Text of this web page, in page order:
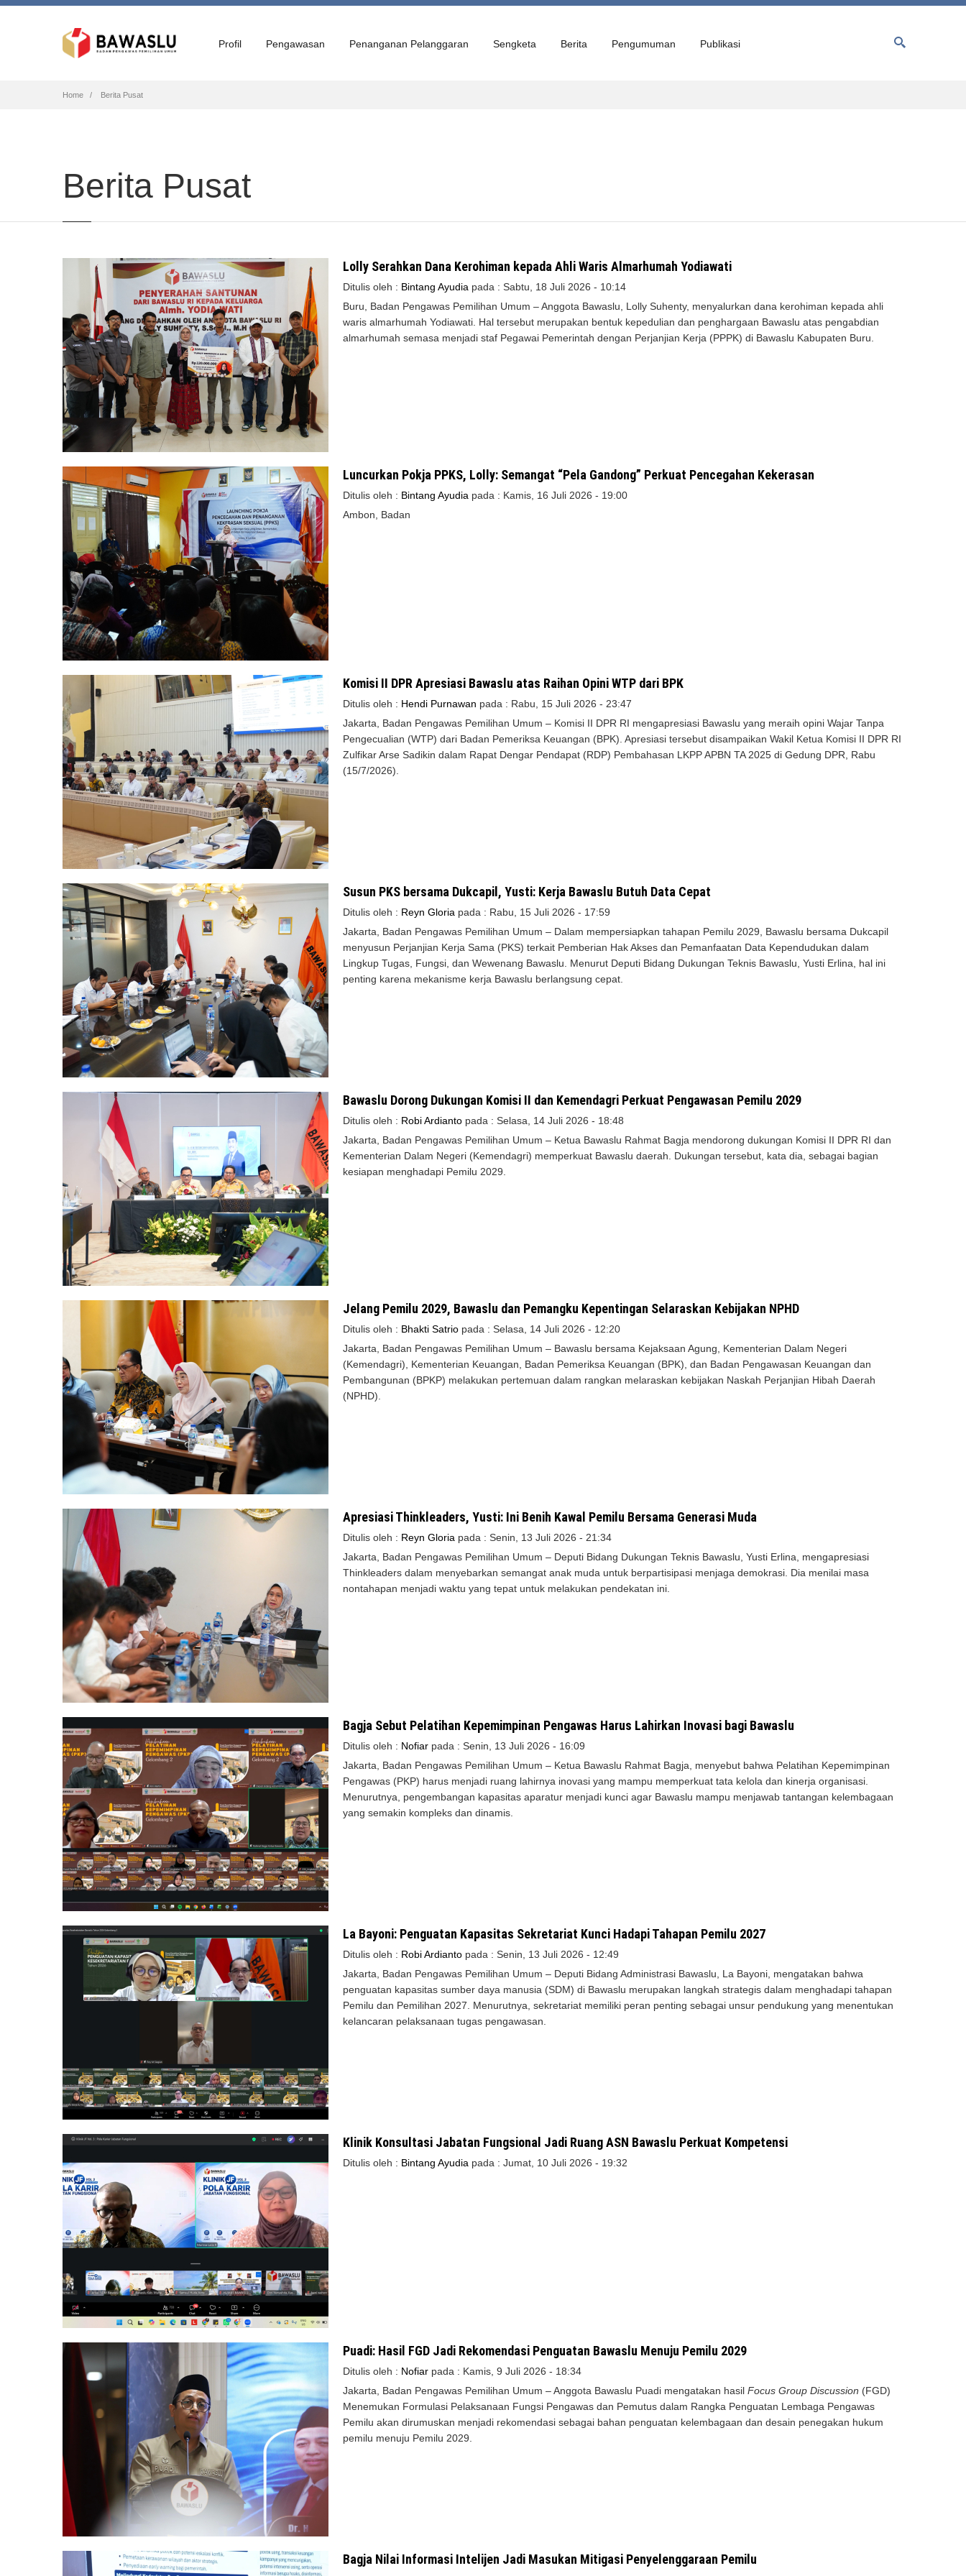
Profil Pengawasan Penanganan Pelanggaran Sengketa Berita Pengumuman Publikasi
Breadcrumb
Home Berita Pusat
Berita Pusat
Lolly Serahkan Dana Kerohiman kepada Ahli Waris Almarhumah Yodiawati
Ditulis oleh : Bintang Ayudia pada : Sabtu, 18 Juli 2026 - 10:14
Buru, Badan Pengawas Pemilihan Umum – Anggota Bawaslu, Lolly Suhenty, menyalurkan dana kerohiman kepada ahli
waris almarhumah Yodiawati. Hal tersebut merupakan bentuk kepedulian dan penghargaan Bawaslu atas pengabdian
almarhumah semasa menjadi staf Pegawai Pemerintah dengan Perjanjian Kerja (PPPK) di Bawaslu Kabupaten Buru.
Luncurkan Pokja PPKS, Lolly: Semangat “Pela Gandong” Perkuat Pencegahan Kekerasan
Ditulis oleh : Bintang Ayudia pada : Kamis, 16 Juli 2026 - 19:00
Ambon, Badan
Komisi II DPR Apresiasi Bawaslu atas Raihan Opini WTP dari BPK
Ditulis oleh : Hendi Purnawan pada : Rabu, 15 Juli 2026 - 23:47
Jakarta, Badan Pengawas Pemilihan Umum – Komisi II DPR RI mengapresiasi Bawaslu yang meraih opini Wajar Tanpa
Pengecualian (WTP) dari Badan Pemeriksa Keuangan (BPK). Apresiasi tersebut disampaikan Wakil Ketua Komisi II DPR RI
Zulfikar Arse Sadikin dalam Rapat Dengar Pendapat (RDP) Pembahasan LKPP APBN TA 2025 di Gedung DPR, Rabu
(15/7/2026).
Susun PKS bersama Dukcapil, Yusti: Kerja Bawaslu Butuh Data Cepat
Ditulis oleh : Reyn Gloria pada : Rabu, 15 Juli 2026 - 17:59
Jakarta, Badan Pengawas Pemilihan Umum – Dalam mempersiapkan tahapan Pemilu 2029, Bawaslu bersama Dukcapil
menyusun Perjanjian Kerja Sama (PKS) terkait Pemberian Hak Akses dan Pemanfaatan Data Kependudukan dalam
Lingkup Tugas, Fungsi, dan Wewenang Bawaslu. Menurut Deputi Bidang Dukungan Teknis Bawaslu, Yusti Erlina, hal ini
penting karena mekanisme kerja Bawaslu berlangsung cepat.
Bawaslu Dorong Dukungan Komisi II dan Kemendagri Perkuat Pengawasan Pemilu 2029
Ditulis oleh : Robi Ardianto pada : Selasa, 14 Juli 2026 - 18:48
Jakarta, Badan Pengawas Pemilihan Umum – Ketua Bawaslu Rahmat Bagja mendorong dukungan Komisi II DPR RI dan
Kementerian Dalam Negeri (Kemendagri) memperkuat Bawaslu daerah. Dukungan tersebut, kata dia, sebagai bagian
kesiapan menghadapi Pemilu 2029.
Jelang Pemilu 2029, Bawaslu dan Pemangku Kepentingan Selaraskan Kebijakan NPHD
Ditulis oleh : Bhakti Satrio pada : Selasa, 14 Juli 2026 - 12:20
Jakarta, Badan Pengawas Pemilihan Umum – Bawaslu bersama Kejaksaan Agung, Kementerian Dalam Negeri
(Kemendagri), Kementerian Keuangan, Badan Pemeriksa Keuangan (BPK), dan Badan Pengawasan Keuangan dan
Pembangunan (BPKP) melakukan pertemuan dalam rangkan melaraskan kebijakan Naskah Perjanjian Hibah Daerah
(NPHD).
Apresiasi Thinkleaders, Yusti: Ini Benih Kawal Pemilu Bersama Generasi Muda
Ditulis oleh : Reyn Gloria pada : Senin, 13 Juli 2026 - 21:34
Jakarta, Badan Pengawas Pemilihan Umum – Deputi Bidang Dukungan Teknis Bawaslu, Yusti Erlina, mengapresiasi
Thinkleaders dalam menyebarkan semangat anak muda untuk berpartisipasi menjaga demokrasi. Dia menilai masa
nontahapan menjadi waktu yang tepat untuk melakukan pendekatan ini.
Bagja Sebut Pelatihan Kepemimpinan Pengawas Harus Lahirkan Inovasi bagi Bawaslu
Ditulis oleh : Nofiar pada : Senin, 13 Juli 2026 - 16:09
Jakarta, Badan Pengawas Pemilihan Umum – Ketua Bawaslu Rahmat Bagja, menyebut bahwa Pelatihan Kepemimpinan
Pengawas (PKP) harus menjadi ruang lahirnya inovasi yang mampu memperkuat tata kelola dan kinerja organisasi.
Menurutnya, pengembangan kapasitas aparatur menjadi kunci agar Bawaslu mampu menjawab tantangan kelembagaan
yang semakin kompleks dan dinamis.
La Bayoni: Penguatan Kapasitas Sekretariat Kunci Hadapi Tahapan Pemilu 2027
Ditulis oleh : Robi Ardianto pada : Senin, 13 Juli 2026 - 12:49
Jakarta, Badan Pengawas Pemilihan Umum – Deputi Bidang Administrasi Bawaslu, La Bayoni, mengatakan bahwa
penguatan kapasitas sumber daya manusia (SDM) di Bawaslu merupakan langkah strategis dalam menghadapi tahapan
Pemilu dan Pemilihan 2027. Menurutnya, sekretariat memiliki peran penting sebagai unsur pendukung yang menentukan
kelancaran pelaksanaan tugas pengawasan.
Klinik Konsultasi Jabatan Fungsional Jadi Ruang ASN Bawaslu Perkuat Kompetensi
Ditulis oleh : Bintang Ayudia pada : Jumat, 10 Juli 2026 - 19:32
Puadi: Hasil FGD Jadi Rekomendasi Penguatan Bawaslu Menuju Pemilu 2029
Ditulis oleh : Nofiar pada : Kamis, 9 Juli 2026 - 18:34
Jakarta, Badan Pengawas Pemilihan Umum – Anggota Bawaslu Puadi mengatakan hasil Focus Group Discussion (FGD)
Menemukan Formulasi Pelaksanaan Fungsi Pengawas dan Pemutus dalam Rangka Penguatan Lembaga Pengawas
Pemilu akan dirumuskan menjadi rekomendasi sebagai bahan penguatan kelembagaan dan desain penegakan hukum
pemilu menuju Pemilu 2029.
Bagja Nilai Informasi Intelijen Jadi Masukan Mitigasi Penyelenggaraan Pemilu